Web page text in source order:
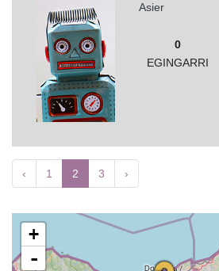
Asier
0
EGINGARRI
‹ 1 2 3 ›
+
-